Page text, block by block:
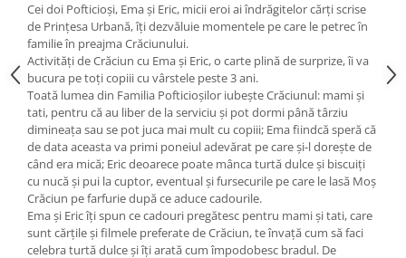
Cei doi Pofticioși, Ema și Eric, micii eroi ai îndrăgitelor cărți scrise
de Prințesa Urbană, îți dezvăluie momentele pe care le petrec în
familie în preajma Crăciunului.
Activități de Crăciun cu Ema și Eric, o carte plină de surprize, îi va
bucura pe toți copiii cu vârstele peste 3 ani.
Toată lumea din Familia Pofticioșilor iubește Crăciunul: mami și
tati, pentru că au liber de la serviciu și pot dormi până târziu
dimineața sau se pot juca mai mult cu copiii; Ema fiindcă speră că
de data aceasta va primi poneiul adevărat pe care și-l dorește de
când era mică; Eric deoarece poate mânca turtă dulce și biscuiți
cu nucă și pui la cuptor, eventual și fursecurile pe care le lasă Moș
Crăciun pe farfurie după ce aduce cadourile.
Ema și Eric îți spun ce cadouri pregătesc pentru mami și tati, care
sunt cărțile și filmele preferate de Crăciun, te învață cum să faci
celebra turtă dulce și îți arată cum împodobesc bradul. De